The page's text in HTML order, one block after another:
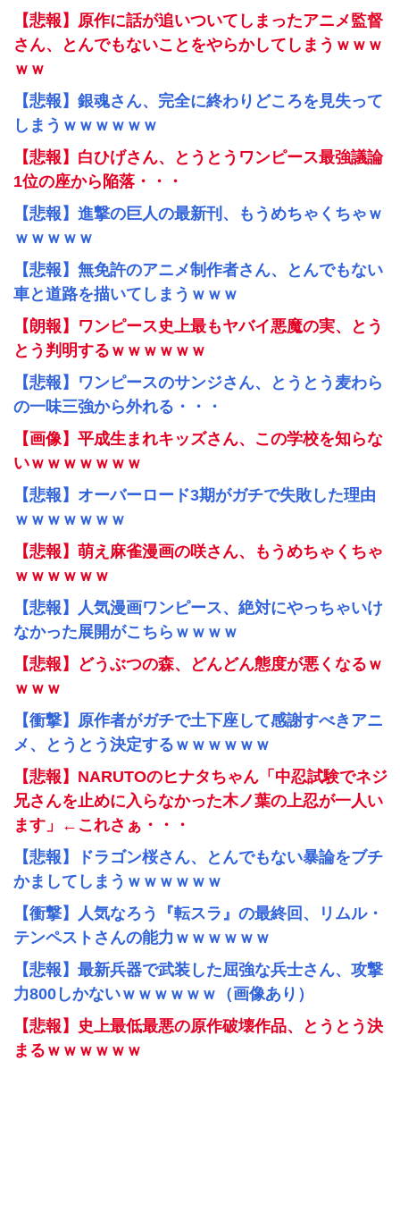
【悲報】原作に話が追いついてしまったアニメ監督
さん、とんでもないことをやらかしてしまうｗｗｗ
ｗｗ
【悲報】銀魂さん、完全に終わりどころを見失って
しまうｗｗｗｗｗｗ
【悲報】白ひげさん、とうとうワンピース最強議論
1位の座から陥落・・・
【悲報】進撃の巨人の最新刊、もうめちゃくちゃｗ
ｗｗｗｗｗ
【悲報】無免許のアニメ制作者さん、とんでもない
車と道路を描いてしまうｗｗｗ
【朗報】ワンピース史上最もヤバイ悪魔の実、とう
とう判明するｗｗｗｗｗｗ
【悲報】ワンピースのサンジさん、とうとう麦わら
の一味三強から外れる・・・
【画像】平成生まれキッズさん、この学校を知らな
いｗｗｗｗｗｗｗ
【悲報】オーバーロード3期がガチで失敗した理由
ｗｗｗｗｗｗｗ
【悲報】萌え麻雀漫画の咲さん、もうめちゃくちゃ
ｗｗｗｗｗｗ
【悲報】人気漫画ワンピース、絶対にやっちゃいけ
なかった展開がこちらｗｗｗｗ
【悲報】どうぶつの森、どんどん態度が悪くなるｗ
ｗｗｗ
【衝撃】原作者がガチで土下座して感謝すべきアニ
メ、とうとう決定するｗｗｗｗｗｗ
【悲報】NARUTOのヒナタちゃん「中忍試験でネジ
兄さんを止めに入らなかった木ノ葉の上忍が一人い
ます」←これさぁ・・・
【悲報】ドラゴン桜さん、とんでもない暴論をブチ
かましてしまうｗｗｗｗｗｗ
【衝撃】人気なろう『転スラ』の最終回、リムル・
テンペストさんの能力ｗｗｗｗｗｗ
【悲報】最新兵器で武装した屈強な兵士さん、攻撃
力800しかないｗｗｗｗｗｗ（画像あり）
【悲報】史上最低最悪の原作破壊作品、とうとう決
まるｗｗｗｗｗｗ